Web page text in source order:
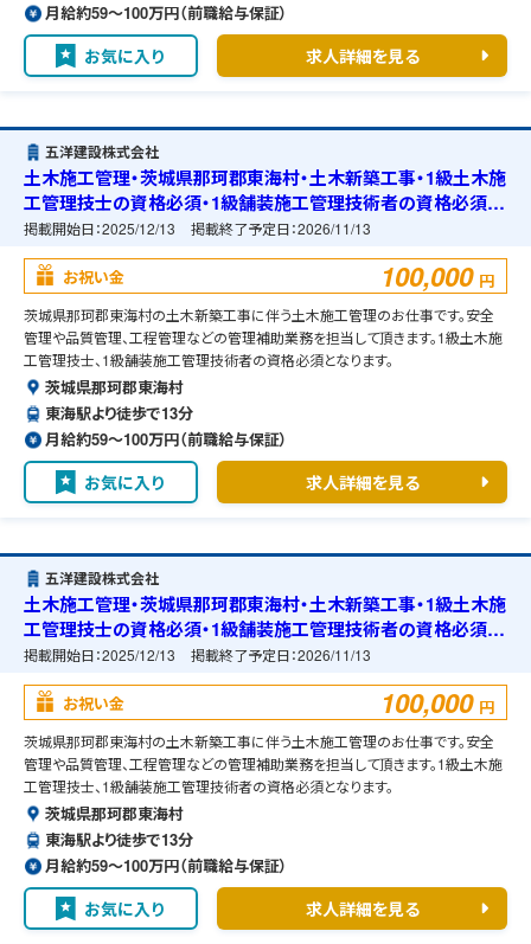
月給約59〜100万円（前職給与保証）
お気に入り 求人詳細を見る
五洋建設株式会社
土木施工管理・茨城県那珂郡東海村・土木新築工事・1級土木施
工管理技士の資格必須・1級舗装施工管理技術者の資格必須・
宿舎の準備可能
掲載開始日：2025/12/13 掲載終了予定日：2026/11/13
お祝い金 100,000 円
茨城県那珂郡東海村の土木新築工事に伴う土木施工管理のお仕事です。安全
管理や品質管理、工程管理などの管理補助業務を担当して頂きます。1級土木施
工管理技士、1級舗装施工管理技術者の資格必須となります。
茨城県那珂郡東海村
東海駅より徒歩で13分
月給約59〜100万円（前職給与保証）
お気に入り 求人詳細を見る
五洋建設株式会社
土木施工管理・茨城県那珂郡東海村・土木新築工事・1級土木施
工管理技士の資格必須・1級舗装施工管理技術者の資格必須・
宿舎の準備可能
掲載開始日：2025/12/13 掲載終了予定日：2026/11/13
お祝い金 100,000 円
茨城県那珂郡東海村の土木新築工事に伴う土木施工管理のお仕事です。安全
管理や品質管理、工程管理などの管理補助業務を担当して頂きます。1級土木施
工管理技士、1級舗装施工管理技術者の資格必須となります。
茨城県那珂郡東海村
東海駅より徒歩で13分
月給約59〜100万円（前職給与保証）
お気に入り 求人詳細を見る